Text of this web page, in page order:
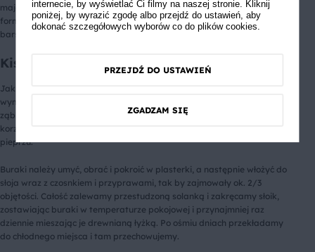
mają
działanie probiotyczne. Można je wykorzystać do obiadu w
formie surówki, jako składnik sałatki, a także do przygotowania
barszczu. Warto pić również sok z kiszonych buraków.
Kiszone buraki – przepis
Jak zrobić kiszone buraki? Przepisów jest wiele. Ten najprostszy
wymaga od nas kilograma czerwonych buraków, litra wody, dwóch
ząbków czosnku, dwóch liści laurowych, łyżeczki soli kamiennej,
korzenia chrzanu, ziela angielskiego i opcjonalnie kilku ziarenek
pieprzu.
Buraki należy umyć, obrać i pokroić w plasterki, a następnie włożyć do
słoja wraz z czosnkiem i przyprawami, tak by zajmowały ok. 2/3
objętości. Całość zalewamy przestudzoną solanką i zakręcamy słoik,
zostawiając buraki w temperaturze pokojowej i przynajmniej raz
dziennie mieszając je drewnianą łyżką. Po ośmiu dniach przekładamy
do chłodnego miejsca i tam przechowujemy.
internecie, by wyświetlać Ci filmy na naszej stronie. Kliknij
poniżej, by wyrazić zgodę albo przejdź do ustawień, aby
dokonać szczegółowych wyborów co do plików cookies.
PRZEJDŹ DO USTAWIEŃ
ZGADZAM SIĘ